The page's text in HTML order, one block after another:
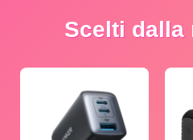
Scelti dalla